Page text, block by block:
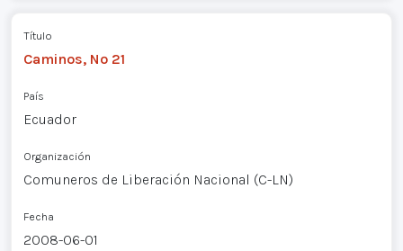
Título
Caminos, Nº 21
País
Ecuador
Organización
Comuneros de Liberación Nacional (C-LN)
Fecha
2008-06-01